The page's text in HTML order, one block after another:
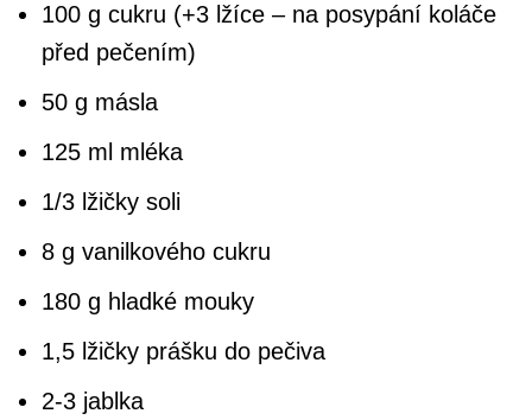
100 g cukru (+3 lžíce – na posypání koláče
před pečením)
50 g másla
125 ml mléka
1/3 lžičky soli
8 g vanilkového cukru
180 g hladké mouky
1,5 lžičky prášku do pečiva
2-3 jablka